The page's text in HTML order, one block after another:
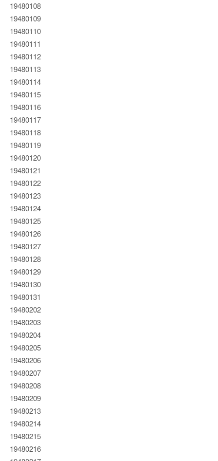
19480108
19480109
19480110
19480111
19480112
19480113
19480114
19480115
19480116
19480117
19480118
19480119
19480120
19480121
19480122
19480123
19480124
19480125
19480126
19480127
19480128
19480129
19480130
19480131
19480202
19480203
19480204
19480205
19480206
19480207
19480208
19480209
19480213
19480214
19480215
19480216